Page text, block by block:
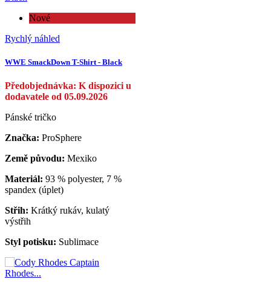
Nové
Rychlý náhled
WWE SmackDown T-Shirt - Black
Předobjednávka: K dispozici u
dodavatele od 05.09.2026
Pánské tričko
Značka: ProSphere
Země původu: Mexiko
Materiál: 93 % polyester, 7 %
spandex (úplet)
Střih: Krátký rukáv, kulatý
výstřih
Styl potisku: Sublimace